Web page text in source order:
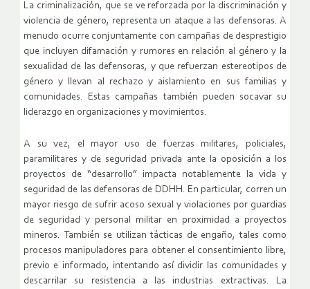
La criminalización, que se ve reforzada por la discriminación y
violencia de género, representa un ataque a las defensoras. A
menudo ocurre conjuntamente con campañas de desprestigio
que incluyen difamación y rumores en relación al género y la
sexualidad de las defensoras, y que refuerzan estereotipos de
género y llevan al rechazo y aislamiento en sus familias y
comunidades. Estas campañas también pueden socavar su
liderazgo en organizaciones y movimientos.
A su vez, el mayor uso de fuerzas militares, policiales,
paramilitares y de seguridad privada ante la oposición a los
proyectos de “desarrollo” impacta notablemente la vida y
seguridad de las defensoras de DDHH. En particular, corren un
mayor riesgo de sufrir acoso sexual y violaciones por guardias
de seguridad y personal militar en proximidad a proyectos
mineros. También se utilizan tácticas de engaño, tales como
procesos manipuladores para obtener el consentimiento libre,
previo e informado, intentando así dividir las comunidades y
descarrilar su resistencia a las industrias extractivas. La